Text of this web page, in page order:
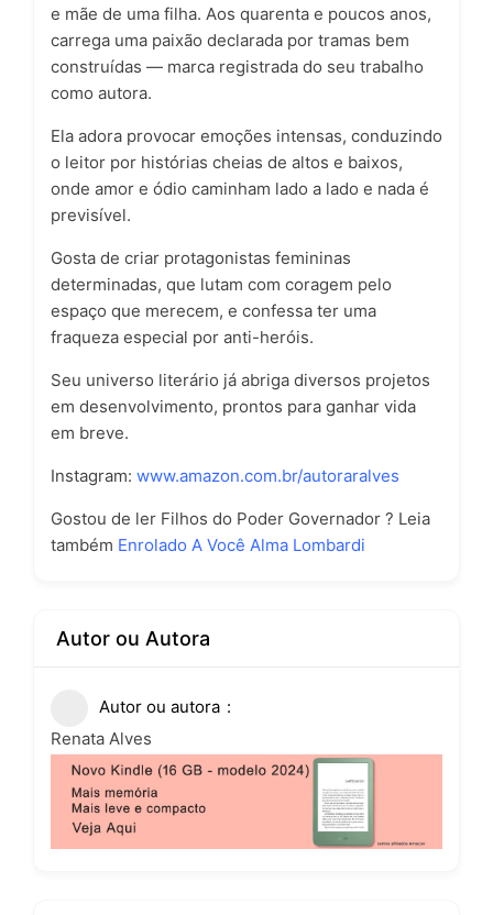
e mãe de uma filha. Aos quarenta e poucos anos,
carrega uma paixão declarada por tramas bem
construídas — marca registrada do seu trabalho
como autora.
Ela adora provocar emoções intensas, conduzindo
o leitor por histórias cheias de altos e baixos,
onde amor e ódio caminham lado a lado e nada é
previsível.
Gosta de criar protagonistas femininas
determinadas, que lutam com coragem pelo
espaço que merecem, e confessa ter uma
fraqueza especial por anti-heróis.
Seu universo literário já abriga diversos projetos
em desenvolvimento, prontos para ganhar vida
em breve.
Instagram: www.amazon.com.br/autoraralves
Gostou de ler Filhos do Poder Governador ? Leia
também Enrolado A Você Alma Lombardi
Autor ou Autora
Autor ou autora
Renata Alves